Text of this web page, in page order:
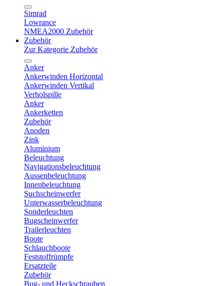
Simrad
Lowrance
NMEA2000 Zubehör
Zubehör
Zur Kategorie Zubehör
Anker
Ankerwinden Horizontal
Ankerwinden Vertikal
Verholspille
Anker
Ankerketten
Zubehör
Anoden
Zink
Aluminium
Beleuchtung
Navigationsbeleuchtung
Aussenbeleuchtung
Innenbeleuchtung
Suchscheinwerfer
Unterwasserbeleuchtung
Sonderleuchten
Bugscheinwerfer
Trailerleuchten
Boote
Schlauchboote
Feststoffrümpfe
Ersatzteile
Zubehör
Bug- und Heckschrauben